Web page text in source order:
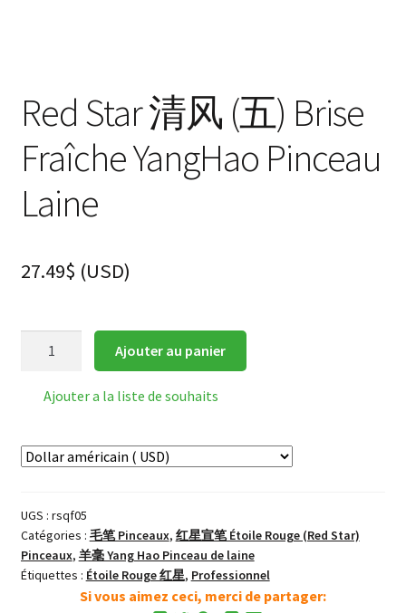
Red Star 清风 (五) Brise
Fraîche YangHao Pinceau
Laine
27.49$ (USD)
风
Fraîche
YangHao
Pinceau
Ajouter au panier
Ajouter a la liste de souhaits
UGS : rsqf05
Catégories : 毛笔 Pinceaux, 红星宣笔 Étoile Rouge (Red Star)
Pinceaux, 羊毫 Yang Hao Pinceau de laine
Étiquettes : Étoile Rouge 红星, Professionnel
Si vous aimez ceci, merci de partager: